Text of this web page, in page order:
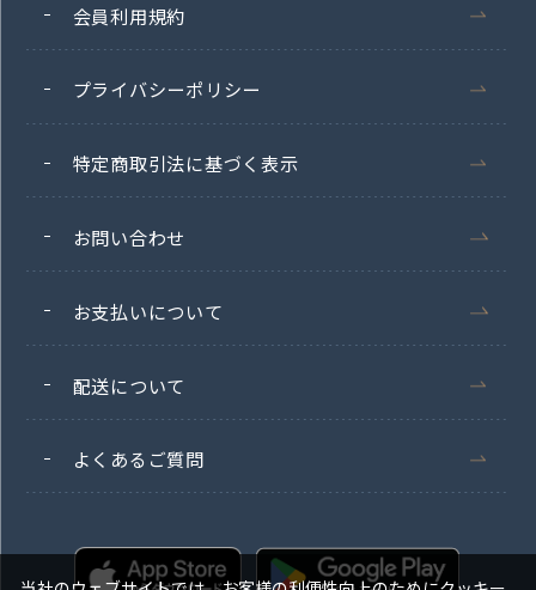
会員利用規約
プライバシーポリシー
特定商取引法に基づく表示
お問い合わせ
お支払いについて
配送について
よくあるご質問